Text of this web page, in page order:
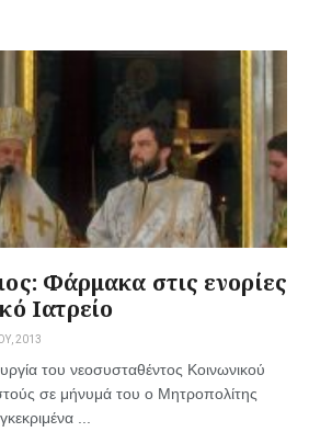
Φάρμακα στις ενορίες
Ιατρείο
2013
του νεοσυσταθέντος Κοινωνικού
σε μήνυμά του ο Μητροπολίτης
...